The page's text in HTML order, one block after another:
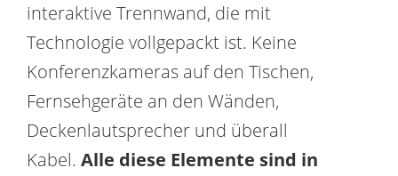
interaktive Trennwand, die mit
Technologie vollgepackt ist. Keine
Konferenzkameras auf den Tischen,
Fernsehgeräte an den Wänden,
Deckenlautsprecher und überall
Kabel. Alle diese Elemente sind in